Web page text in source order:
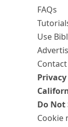
FAQs
Use
Do
Cookie